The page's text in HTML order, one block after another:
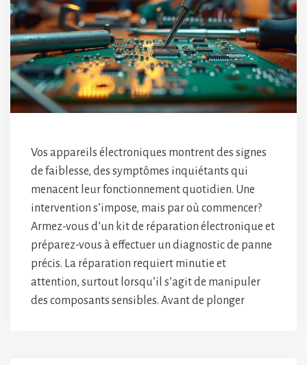
Vos appareils électroniques montrent des signes
de faiblesse, des symptômes inquiétants qui
menacent leur fonctionnement quotidien. Une
intervention s’impose, mais par où commencer?
Armez-vous d’un kit de réparation électronique et
préparez-vous à effectuer un diagnostic de panne
précis. La réparation requiert minutie et
attention, surtout lorsqu’il s’agit de manipuler
des composants sensibles. Avant de plonger